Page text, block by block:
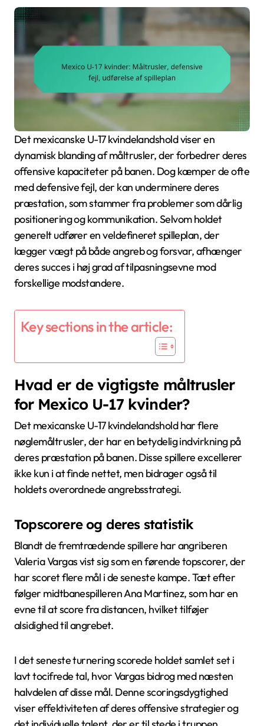
Det mexicanske U-17 kvindelandshold viser en
dynamisk blanding af måltrusler, der forbedrer deres
offensive kapaciteter på banen. Dog kæmper de ofte
med defensive fejl, der kan underminere deres
præstation, som stammer fra problemer som dårlig
positionering og kommunikation. Selvom holdet
generelt udfører en veldefineret spilleplan, der
lægger vægt på både angreb og forsvar, afhænger
deres succes i høj grad af tilpasningsevne mod
forskellige modstandere.
Key sections in the article:
Hvad er de vigtigste måltrusler
for Mexico U-17 kvinder?
Det mexicanske U-17 kvindelandshold har flere
nøglemåltrusler, der har en betydelig indvirkning på
deres præstation på banen. Disse spillere excellerer
ikke kun i at finde nettet, men bidrager også til
holdets overordnede angrebsstrategi.
Topscorere og deres statistik
Blandt de fremtrædende spillere har angriberen
Valeria Vargas vist sig som en førende topscorer, der
har scoret flere mål i de seneste kampe. Tæt efter
følger midtbanespilleren Ana Martinez, som har en
evne til at score fra distancen, hvilket tilføjer
alsidighed til angrebet.
I det seneste turnering scorede holdet samlet set i
lavt tocifrede tal, hvor Vargas bidrog med næsten
halvdelen af disse mål. Denne scoringsdygtighed
viser effektiviteten af deres offensive strategier og